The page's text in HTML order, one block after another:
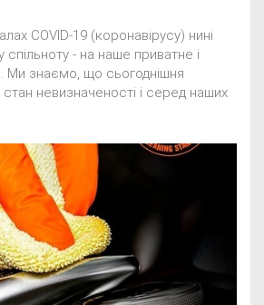
COVID-19 (коронавірусу) нині
спільноту - на наше приватне і
Ми знаємо, що сьогоднішня
стан невизначеності і серед наших